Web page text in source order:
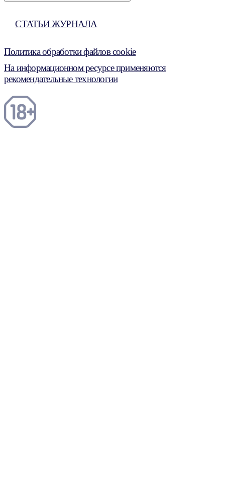
СТАТЬИ ЖУРНАЛА
Политика обработки файлов cookie
На информационном ресурсе применяются
рекомендательные технологии